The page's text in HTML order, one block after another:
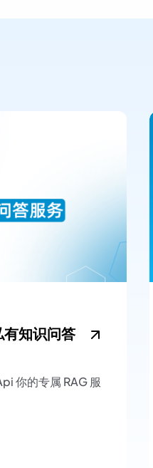
有知识问答
你的专属 RAG 服